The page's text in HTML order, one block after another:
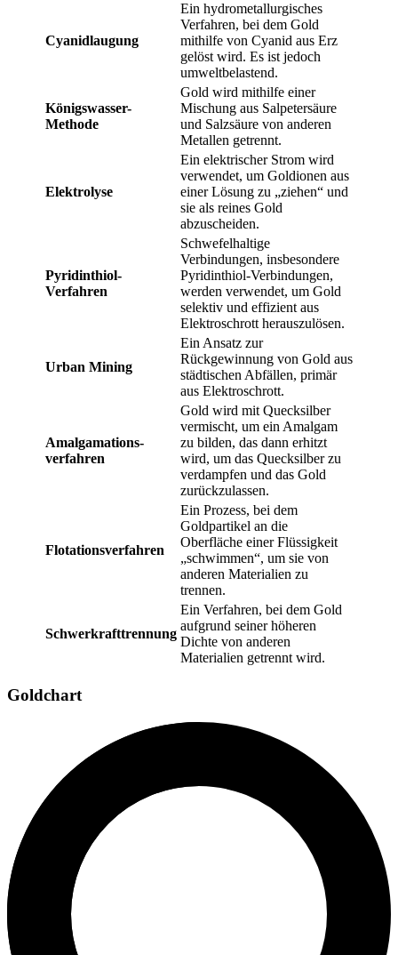
Cyanidlaugung
Ein hydrometallurgisches
Verfahren, bei dem Gold
mithilfe von Cyanid aus Erz
gelöst wird. Es ist jedoch
umweltbelastend.
Königswasser-
Methode
Gold wird mithilfe einer
Mischung aus Salpetersäure
und Salzsäure von anderen
Metallen getrennt.
Elektrolyse
Ein elektrischer Strom wird
verwendet, um Goldionen aus
einer Lösung zu „ziehen“ und
sie als reines Gold
abzuscheiden.
Pyridinthiol-
Verfahren
Schwefelhaltige
Verbindungen, insbesondere
Pyridinthiol-Verbindungen,
werden verwendet, um Gold
selektiv und effizient aus
Elektroschrott herauszulösen.
Urban Mining
Ein Ansatz zur
Rückgewinnung von Gold aus
städtischen Abfällen, primär
aus Elektroschrott.
Amalgamations-
verfahren
Gold wird mit Quecksilber
vermischt, um ein Amalgam
zu bilden, das dann erhitzt
wird, um das Quecksilber zu
verdampfen und das Gold
zurückzulassen.
Flotationsverfahren
Ein Prozess, bei dem
Goldpartikel an die
Oberfläche einer Flüssigkeit
„schwimmen“, um sie von
anderen Materialien zu
trennen.
Schwerkrafttrennung
Ein Verfahren, bei dem Gold
aufgrund seiner höheren
Dichte von anderen
Materialien getrennt wird.
Goldchart